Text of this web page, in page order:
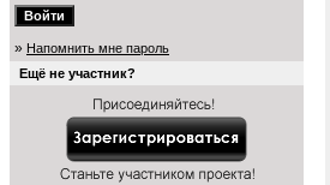
» Напомнить мне пароль
Ещё не участник?